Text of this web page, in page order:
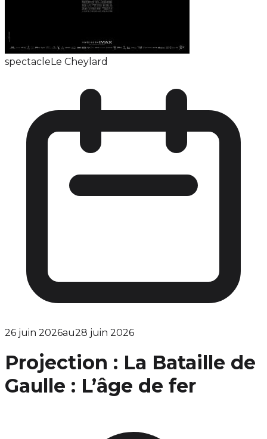
spectacleLe Cheylard
26 juin 2026au28 juin 2026
Projection : La Bataille de
Gaulle : L’âge de fer